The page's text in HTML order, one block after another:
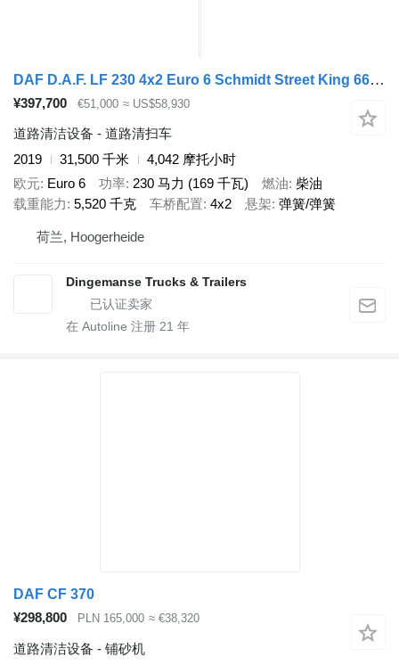
DAF D.A.F. LF 230 4x2 Euro 6 Schmidt Street King 660 sweeper
¥397,700 €51,000 ≈ US$58,930
道路清洁设备 - 道路清扫车
2019
31,500 千米
4,042 摩托小时
欧元 Euro 6 功率 230 马力 (169 千瓦) 燃油 柴油
载重能力 5,520 千克 车桥配置 4x2 悬架 弹簧/弹簧
荷兰, Hoogerheide
Dingemanse Trucks & Trailers
在 Autoline 注册 21 年
DAF CF 370
¥298,800
PLN 165,000 ≈ €38,320
道路清洁设备 - 铺砂机